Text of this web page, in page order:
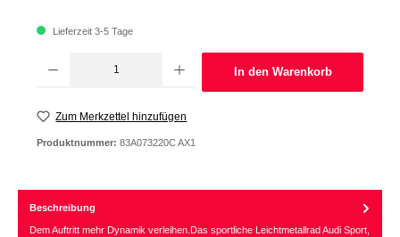
Lieferzeit 3-5 Tage
In den Warenkorb
Zum Merkzettel hinzufügen
Produktnummer: 83A073220C AX1
Beschreibung
Dem Auftritt mehr Dynamik verleihen.Das sportliche Leichtmetallrad Audi Sport,